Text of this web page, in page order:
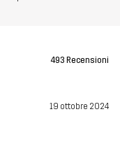
493 Recensioni
19 ottobre 2024